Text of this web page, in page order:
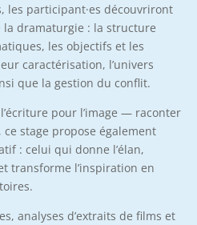
les participant·es découvriront
dramaturgie : la structure
les objectifs et les
caractérisation, l’univers
que la gestion du conflit.
pour l’image — raconter
stage propose également
: celui qui donne l’élan,
transforme l’inspiration en
analyses d’extraits de films et